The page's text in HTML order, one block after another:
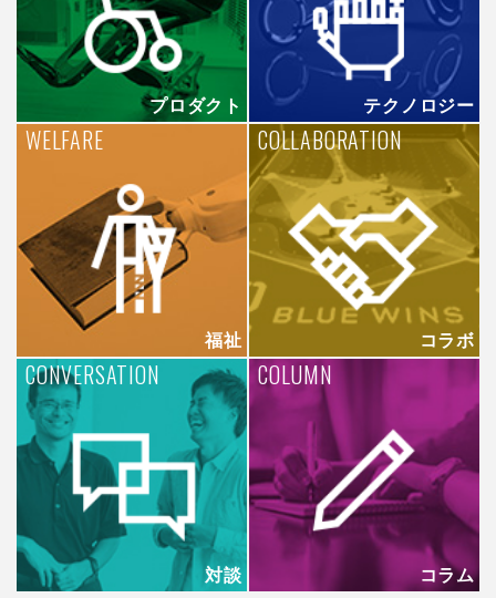
プロダクト テクノロジー
福祉
WELFARE
コラボ
COLLABORATION
対談
CONVERSATION
コラム
COLUMN